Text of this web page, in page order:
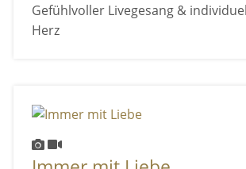
Gefühlvoller Livegesang &
Herz